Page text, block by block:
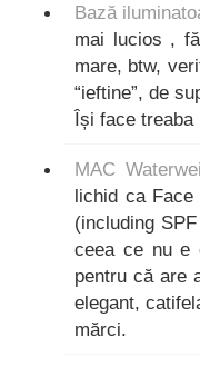
Bază
mai lucios ,
mare, btw,
“ieftine”, de
Își face treaba
MAC
lichid ca
(including
ceea ce nu e
pentru că are
elegant,
mărci.